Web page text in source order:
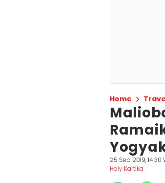
Home
25 Sep 2019, 14:30
Holy Kartika